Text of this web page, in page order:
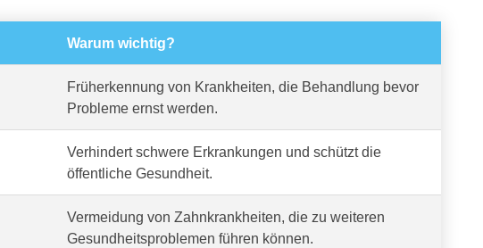
Warum wichtig?
Früherkennung von Krankheiten, die Behandlung bevor
Probleme ernst werden.
Verhindert schwere Erkrankungen und schützt die
öffentliche Gesundheit.
Vermeidung von Zahnkrankheiten, die zu weiteren
Gesundheitsproblemen führen können.